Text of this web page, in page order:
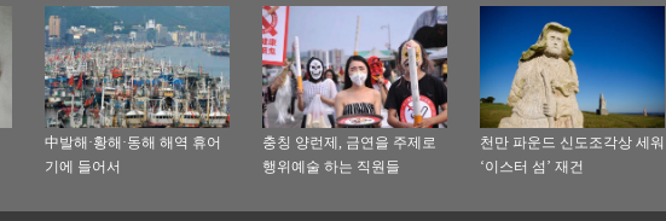
中발해·황해·동해 해역 휴어
기에 들어서
충칭 양런제, 금연을 주제로
행위예술 하는 직원들
천만 파운드 신도조각상 세워
‘이스터 섬’ 재건